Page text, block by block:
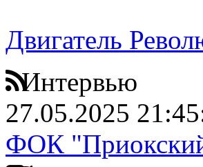
Двигатель
Интервью
27.05.2025
ФОК